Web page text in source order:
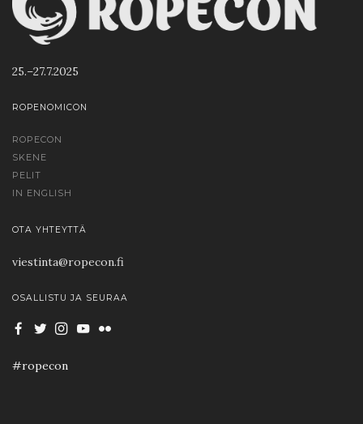
25.–27.7.2025
ROPENOMICON
ROPECON
SKENE
PELIT
IN ENGLISH
OTA YHTEYTTÄ
viestinta@ropecon.fi
OSALLISTU JA SEURAA
#ropecon